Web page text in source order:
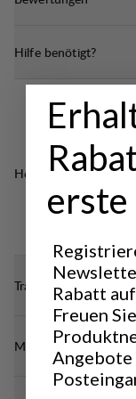
Hilfe benötigt?
Hervorragend für
TREKKING
Transparenz
Materialien
erste
Rabatt
Freuen